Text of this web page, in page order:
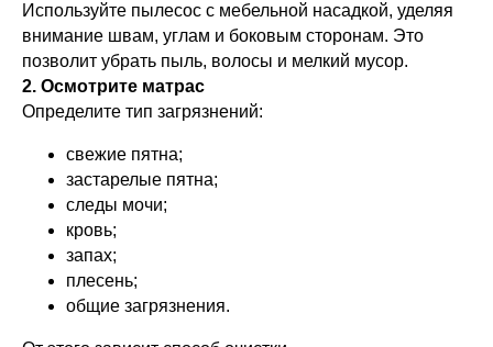
Используйте пылесос с мебельной насадкой, уделяя
внимание швам, углам и боковым сторонам. Это
позволит убрать пыль, волосы и мелкий мусор.
2. Осмотрите матрас
Определите тип загрязнений:
свежие пятна;
застарелые пятна;
следы мочи;
кровь;
запах;
плесень;
общие загрязнения.